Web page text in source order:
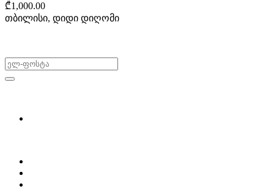
₾1,000.00
თბილისი, დიდი დიღომი